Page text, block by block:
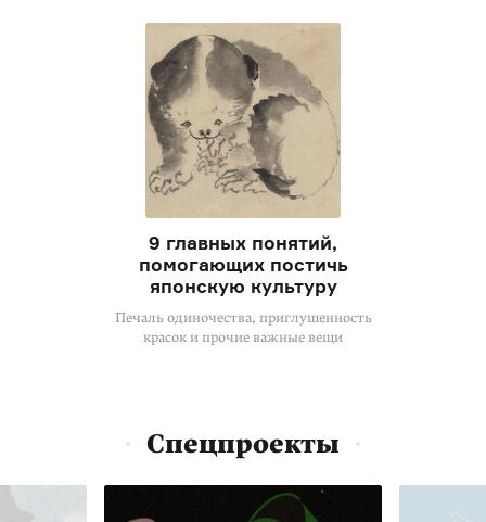
9 главных понятий,
помогающих постичь
японскую культуру
Печаль одиночества, приглушенность
красок и прочие важные вещи
Спецпроекты